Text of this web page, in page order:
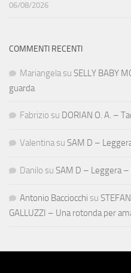
06/08/2026
COMMENTI RECENTI
Mariangela su SELLY BABY
guarda
Fabrizio su DORIAN O. A. –
Valentina su SAM D –
Danilo su SAM D – Leggera –
Antonio Bacciocchi su
GALLUZZI – Una rotonda per